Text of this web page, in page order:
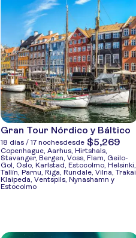
Gran Tour Nórdico y Báltico
18 días / 17 nochesdesde $5,269
Copenhague, Aarhus, Hirtshals,
Stavanger, Bergen, Voss, Flam, Geilo-
Gol, Oslo, Karlstad, Estocolmo, Helsinki,
Tallín, Parnu, Riga, Rundale, Vilna, Trakai,
Klaipeda, Ventspils, Nynashamn y
Estocolmo